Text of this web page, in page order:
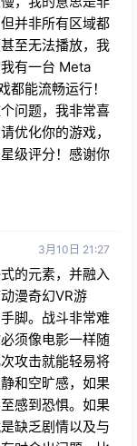
并非所有区域都
至无法播放，我
有一台 Meta
能流畅运行！
问题，我非常喜
优化你的游戏，
级评分！感谢你
3月10日 21:27
的元素，并融入
漫奇幻VR游
脚。战斗非常难
须像电影一样随
攻击就能轻易将
和空旷感，如果
感到恐惧。如果
缺乏剧情以及与